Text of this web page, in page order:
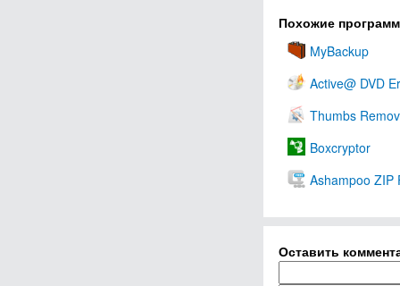
Похожие
MyBackup
Active@ DVD
Thumbs
Boxcryptor
Ashampoo ZIP
Оставить